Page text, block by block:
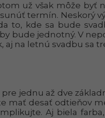
už však môže byť
termín. Neskorý
to, kde sa bude
bude jednotný. V
na letnú svadbu sa
jednu až dve
mať desať odtieňov
Aj biela